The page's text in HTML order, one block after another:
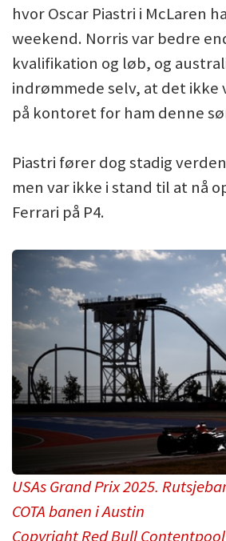
hvor Oscar Piastri i McLaren
weekend. Norris var bedre
kvalifikation og løb, og
indrømmede selv, at det ikke
på kontoret for ham denne
Piastri fører dog stadig
men var ikke i stand til at nå
Ferrari på P4.
USAs Grand Prix 2025.
COTA banen i Austin
Copyright Red Bull Contentpool